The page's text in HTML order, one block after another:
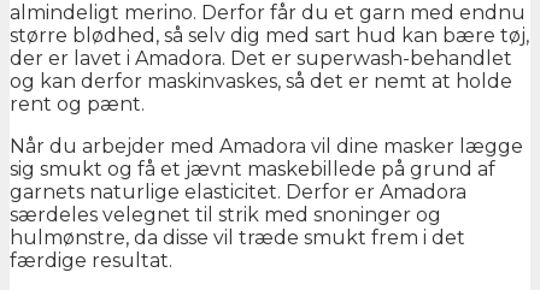
almindeligt merino. Derfor får du et garn med endnu
større blødhed, så selv dig med sart hud kan bære tøj,
der er lavet i Amadora. Det er superwash-behandlet
og kan derfor maskinvaskes, så det er nemt at holde
rent og pænt.
Når du arbejder med Amadora vil dine masker lægge
sig smukt og få et jævnt maskebillede på grund af
garnets naturlige elasticitet. Derfor er Amadora
særdeles velegnet til strik med snoninger og
hulmønstre, da disse vil træde smukt frem i det
færdige resultat.